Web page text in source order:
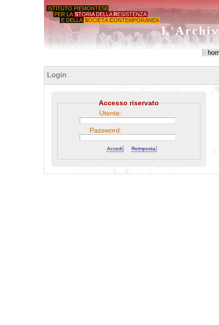
ISTITUTO PIEMONTESE
PER LA STORIA DELLA RESISTENZA
E DELLA SOCIETÀ CONTEMPORANEA
'GIORGIO AGOSTI'
Login
Accesso riservato
Utente:
Password: